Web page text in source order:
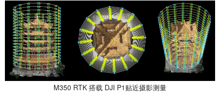
M350 RTK 搭载 DJI P1贴近摄影测量